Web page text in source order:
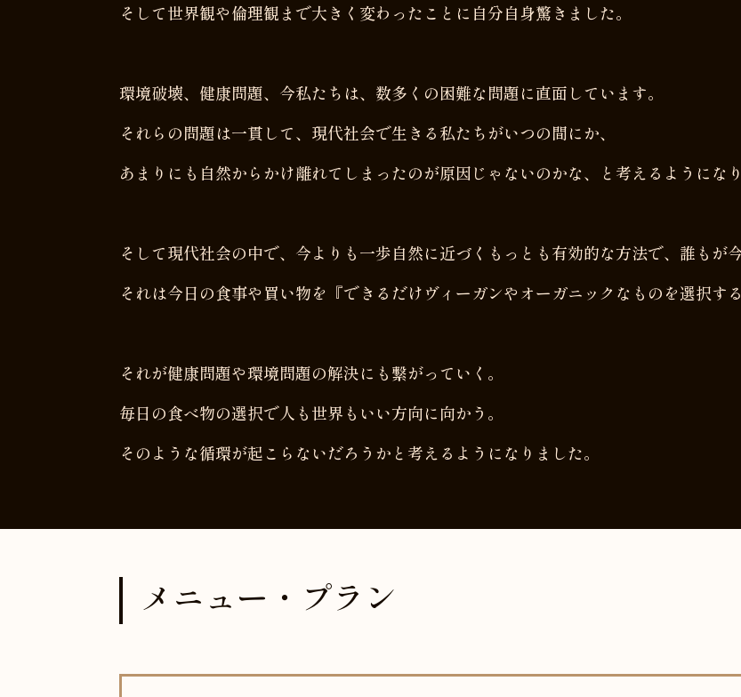
そして世界観や倫理観まで大きく変わったことに自分自身驚きました。
環境破壊、健康問題、今私たちは、数多くの困難な問題に直面しています。
それらの問題は一貫して、現代社会で生きる私たちがいつの間にか、
あまりにも自然からかけ離れてしまったのが原因じゃないのかな、と考えるようになり
そして現代社会の中で、今よりも一歩自然に近づくもっとも有効的な方法で、誰もが
それは今日の食事や買い物を『できるだけヴィーガンやオーガニックなものを選択す
それが健康問題や環境問題の解決にも繋がっていく。
毎日の食べ物の選択で人も世界もいい方向に向かう。
そのような循環が起こらないだろうかと考えるようになりました。
メニュー・プラン